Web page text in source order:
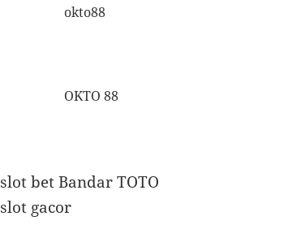
okto88
OKTO 88
slot betBandar TOTO
slot gacor